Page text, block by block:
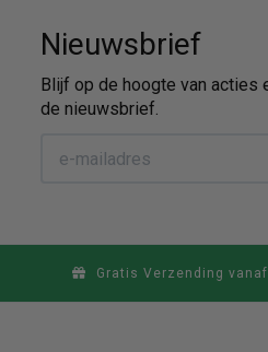
Nieuwsbrief
Blijf op de hoogte van acties
de nieuwsbrief.
Gratis Verzending